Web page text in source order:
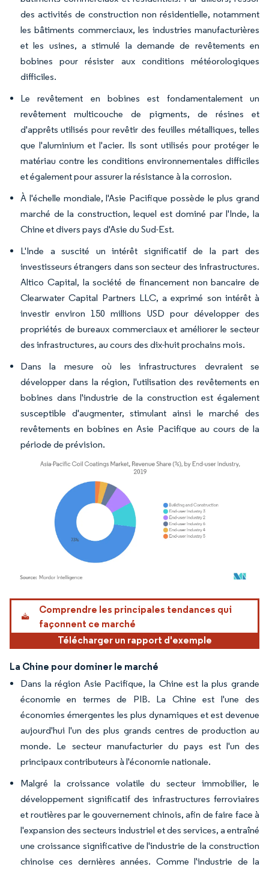
des activités de construction non résidentielle, notamment
les bâtiments commerciaux, les industries manufacturières
et les usines, a stimulé la demande de revêtements en
bobines pour résister aux conditions météorologiques
difficiles.
Le revêtement en bobines est fondamentalement un
revêtement multicouche de pigments, de résines et
d'apprêts utilisés pour revêtir des feuilles métalliques, telles
que l'aluminium et l'acier. Ils sont utilisés pour protéger le
matériau contre les conditions environnementales difficiles
et également pour assurer la résistance à la corrosion.
À l'échelle mondiale, l'Asie Pacifique possède le plus grand
marché de la construction, lequel est dominé par l'Inde, la
Chine et divers pays d'Asie du Sud-Est.
L'Inde a suscité un intérêt significatif de la part des
investisseurs étrangers dans son secteur des infrastructures.
Altico Capital, la société de financement non bancaire de
Clearwater Capital Partners LLC, a exprimé son intérêt à
investir environ 150 millions USD pour développer des
propriétés de bureaux commerciaux et améliorer le secteur
des infrastructures, au cours des dix-huit prochains mois.
Dans la mesure où les infrastructures devraient se
développer dans la région, l'utilisation des revêtements en
bobines dans l'industrie de la construction est également
susceptible d'augmenter, stimulant ainsi le marché des
revêtements en bobines en Asie Pacifique au cours de la
période de prévision.
Image © Mordor Intelligence. La réutilisation nécessite une attribution sous CC BY
Comprendre les principales tendances qui
façonnent ce marché
Télécharger un rapport d'exemple
La Chine pour dominer le marché
Dans la région Asie Pacifique, la Chine est la plus grande
économie en termes de PIB. La Chine est l'une des
économies émergentes les plus dynamiques et est devenue
aujourd'hui l'un des plus grands centres de production au
monde. Le secteur manufacturier du pays est l'un des
principaux contributeurs à l'économie nationale.
Malgré la croissance volatile du secteur immobilier, le
développement significatif des infrastructures ferroviaires
et routières par le gouvernement chinois, afin de faire face à
l'expansion des secteurs industriel et des services, a entraîné
une croissance significative de l'industrie de la construction
chinoise ces dernières années. Comme l'industrie de la